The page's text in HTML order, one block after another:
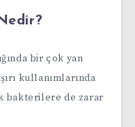
bir çok yan
kullanımlarında
bakterilere de zarar